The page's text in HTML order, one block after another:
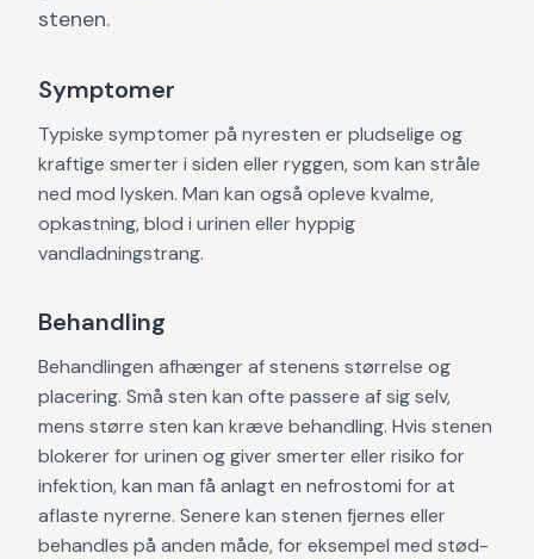
stenen.
Symptomer
Typiske symptomer på nyresten er pludselige og
kraftige smerter i siden eller ryggen, som kan stråle
ned mod lysken. Man kan også opleve kvalme,
opkastning, blod i urinen eller hyppig
vandladningstrang.
Behandling
Behandlingen afhænger af stenens størrelse og
placering. Små sten kan ofte passere af sig selv,
mens større sten kan kræve behandling. Hvis stenen
blokerer for urinen og giver smerter eller risiko for
infektion, kan man få anlagt en nefrostomi for at
aflaste nyrerne. Senere kan stenen fjernes eller
behandles på anden måde, for eksempel med stød-